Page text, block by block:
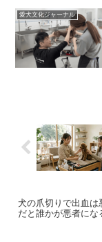
愛犬文化ジャーナル
犬の爪切りで出血は
だと誰かが悪者にな